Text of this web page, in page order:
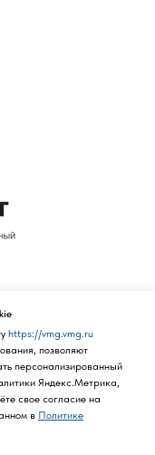
https://vmg.vmg.ru
позволяют
персонализированный
Яндекс.Метрика,
свое согласие на
в Политике